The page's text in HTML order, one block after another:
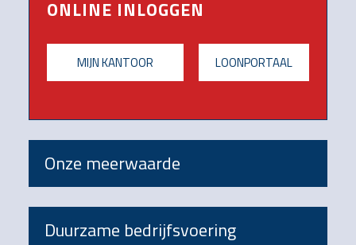
ONLINE INLOGGEN
MIJN KANTOOR LOONPORTAAL
Onze meerwaarde
Duurzame bedrijfsvoering